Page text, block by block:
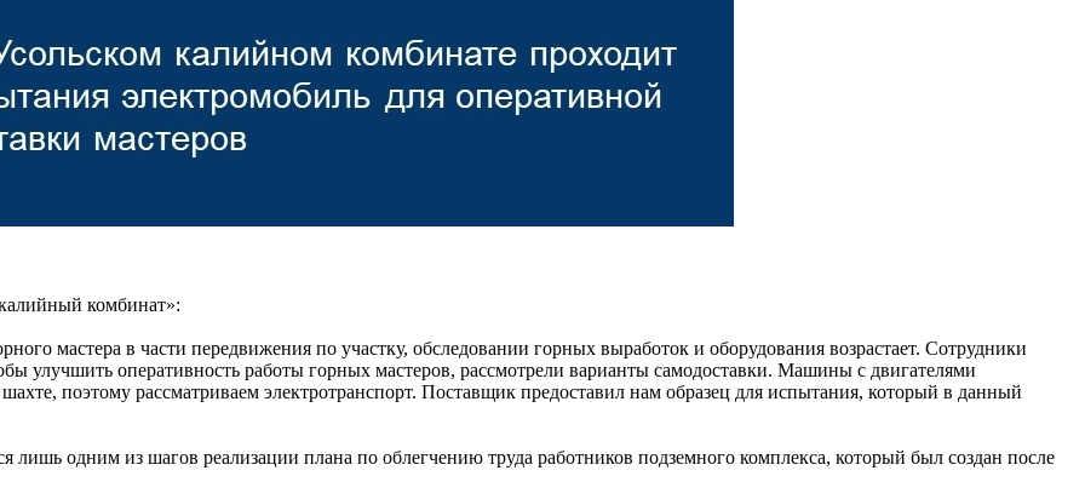
комбинат»:
мастера в части передвижения по участку, обследовании горных выработок и оборудования возрастает. Сотрудники
улучшить оперативность работы горных мастеров, рассмотрели варианты самодоставки. Машины с двигателями
поэтому рассматриваем электротранспорт. Поставщик предоставил нам образец для испытания, который в данный
лишь одним из шагов реализации плана по облегчению труда работников подземного комплекса, который был создан после